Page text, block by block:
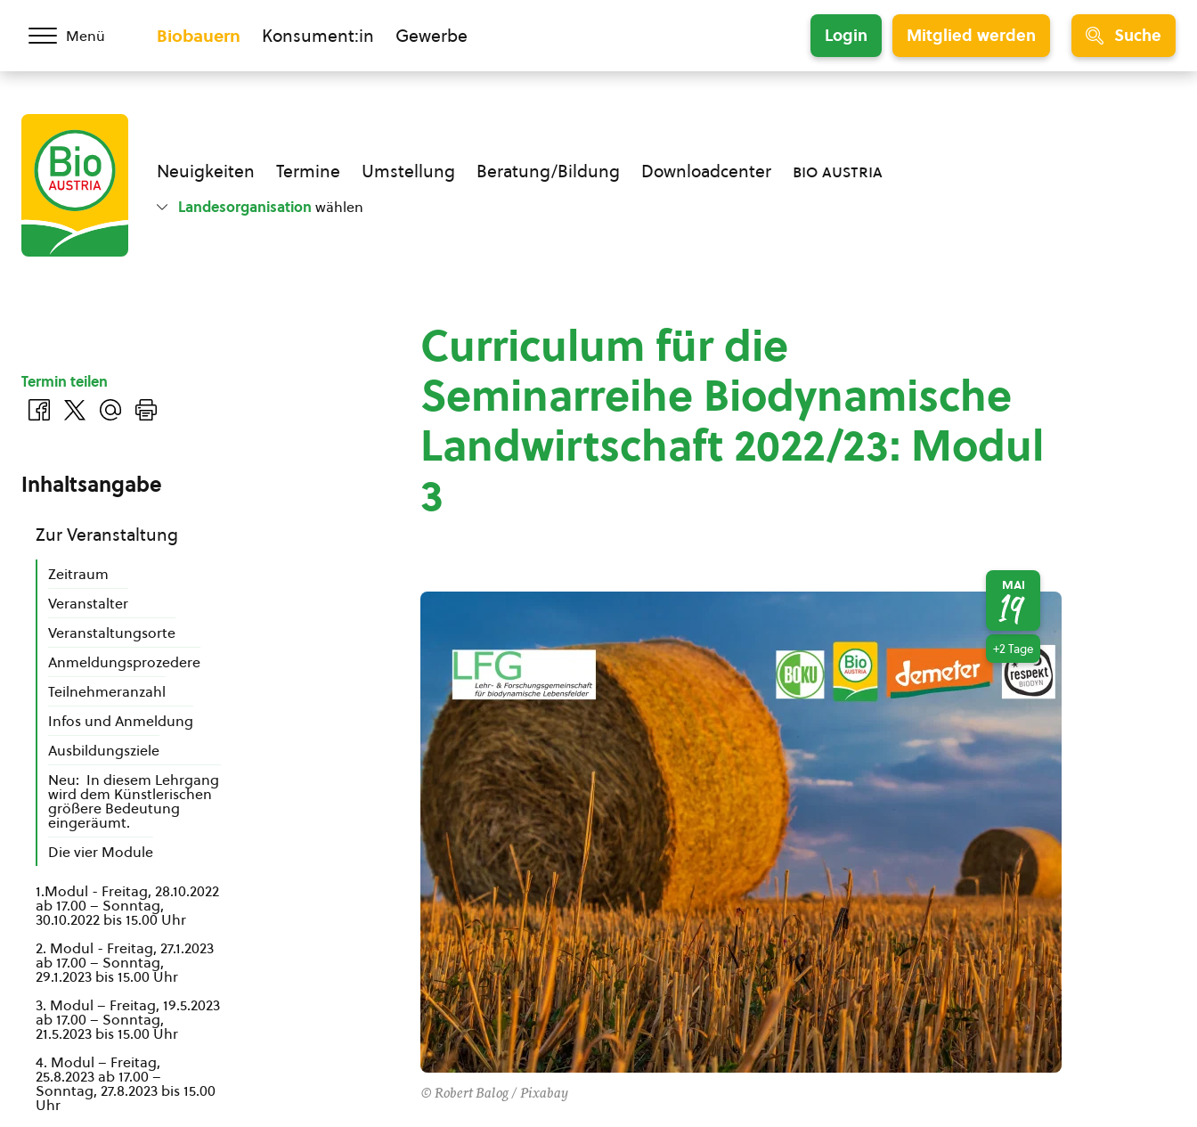
Menü Biobauern Konsument:in Gewerbe Login Mitglied werden Suche
Neuigkeiten Termine Umstellung Beratung/Bildung Downloadcenter bio austria
Landesorganisation wählen
Curriculum für die
Seminarreihe Biodynamische
Landwirtschaft 2022/23: Modul
3
© Robert Balog / Pixabay
MAI
19
+2 Tage
Termin teilen
Inhaltsangabe
Zur Veranstaltung
Zeitraum
Veranstalter
Veranstaltungsorte
Anmeldungsprozedere
Teilnehmeranzahl
Infos und Anmeldung
Ausbildungsziele
Neu: In diesem Lehrgang
wird dem Künstlerischen
größere Bedeutung
eingeräumt.
Die vier Module
1.Modul - Freitag, 28.10.2022
ab 17.00 – Sonntag,
30.10.2022 bis 15.00 Uhr
2. Modul - Freitag, 27.1.2023
ab 17.00 – Sonntag,
29.1.2023 bis 15.00 Uhr
3. Modul – Freitag, 19.5.2023
ab 17.00 – Sonntag,
21.5.2023 bis 15.00 Uhr
4. Modul – Freitag,
25.8.2023 ab 17.00 –
Sonntag, 27.8.2023 bis 15.00
Uhr